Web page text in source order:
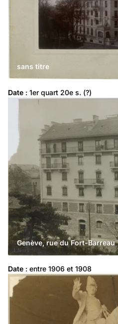
sans titre
Date : 1er quart 20e s. (?)
Genève, rue du Fort-Barreau
Date : entre 1906 et 1908